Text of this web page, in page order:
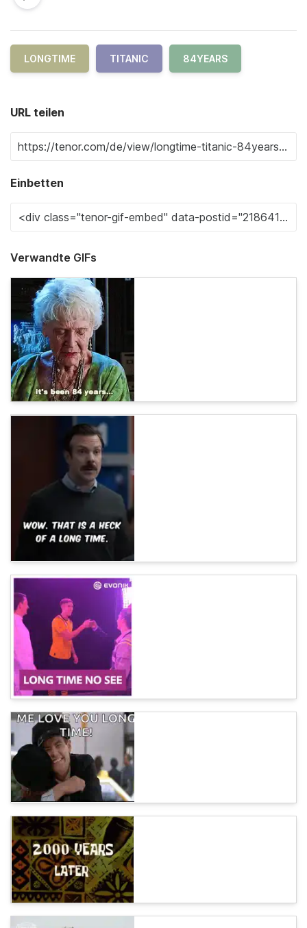
LONGTIME TITANIC 84YEARS
URL teilen
Einbetten
Verwandte GIFs